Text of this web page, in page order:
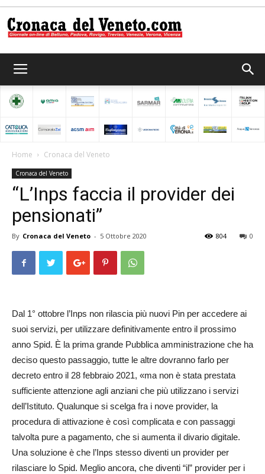
del
Home Cronaca del Veneto
Cronaca del Veneto
“L’Inps faccia il provider dei
pensionati”
By Cronaca del Veneto - 5 Ottobre 2020 0
804
Dal 1° ottobre l’Inps non rilascia più nuovi Pin per accedere ai
suoi servizi, per utilizzare definitivamente entro il prossimo
anno Spid. È la prima grande Pubblica amministrazione che ha
deciso questo passaggio, tutte le altre dovranno farlo per
decreto entro il 28 febbraio 2021, «ma non è stata prestata
sufficiente attenzione agli anziani che più utilizzano i servizi
dell’Istituto. Qualunque si scelga fra i nove provider, la
procedura di attivazione è così complicata e con passaggi
talvolta pure a pagamento, che si aumenta il divario digitale.
Una soluzione è che l’Inps stesso diventi un provider per
rilasciare lo Spid. Meglio ancora, che diventi “il” provider per i